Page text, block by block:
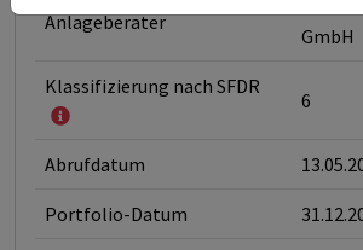
Anlageberater
GmbH
Klassifizierung nach SFDR
6
Abrufdatum
Portfolio-Datum